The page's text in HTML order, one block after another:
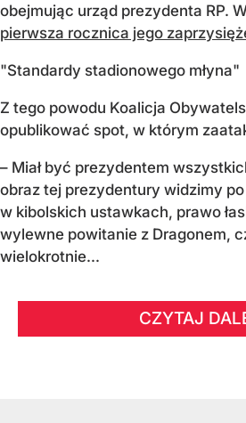
obejmując urząd prezydenta RP.
pierwsza rocznica jego
"Standardy stadionowego młyna"
Z tego powodu Koalicja
opublikować spot, w którym
– Miał być prezydentem
obraz tej prezydentury widzimy po
w kibolskich ustawkach, prawo
wylewne powitanie z Dragonem,
wielokrotnie...
CZYTAJ